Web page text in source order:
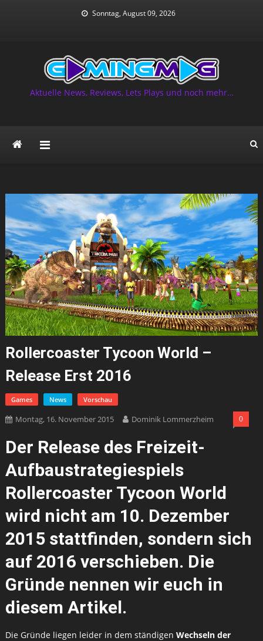
Sonntag, August 09, 2026
Aktuelle News, Reviews, Lets Plays und noch mehr…
Rollercoaster Tycoon World –
Release Erst 2016
Games News Vorschau
Montag, 16. November 2015 Dominik Lommerzheim 0
Der Releasedes Freizeit-
Aufbaustrategiespiels
Rollercoaster Tycoon World
wird nicht am 10. Dezember
2015 stattfinden, sondern sich
auf 2016 verschieben. Die
Gründe nennen wir euch in
diesem Artikel.
Die Gründe liegen leider in dem ständigen Wechseln der